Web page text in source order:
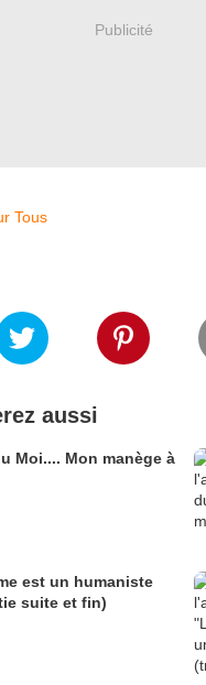
Publicité
Tous
aussi
Moi.... Mon manège à
est un humaniste
suite et fin)